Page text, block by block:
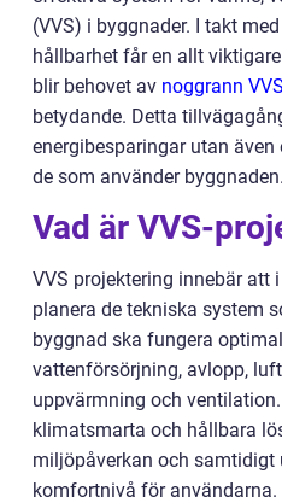
(VVS) i byggnader. I takt
hållbarhet får en allt
blir behovet av noggrann
betydande. Detta
energibesparingar utan
de som använder byggnaden.
Vad är VVS-
VVS projektering innebär att
planera de tekniska system
byggnad ska fungera
vattenförsörjning, avlopp,
uppvärmning och
klimatsmarta och hållbara
miljöpåverkan och samtidigt
komfortnivå för användarna.